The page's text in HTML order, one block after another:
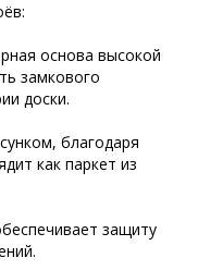
основа высокой
замкового
доски.
благодаря
как паркет из
защиту